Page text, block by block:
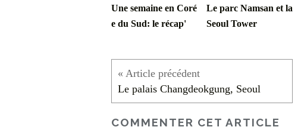
Une semaine en Coré
e du Sud: le récap'
Le parc Namsan et la
Seoul Tower
Le palais Changdeokgung, Seoul
COMMENTER CET ARTICLE